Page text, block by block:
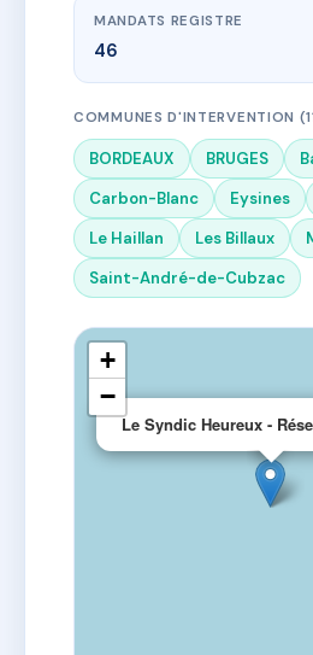
MANDATS REGISTRE
46
COMMUNES D'INTERVENTION
BORDEAUX BRUGES
Carbon-Blanc
Eysines
Le Haillan
Les Billaux
Saint-André-de-Cubzac
Le Syndic Heureux -
+
−